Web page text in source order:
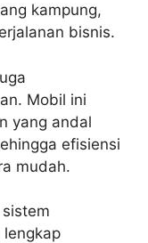
kampung,
bisnis.
Mobil ini
yang andal
efisiensi
mudah.